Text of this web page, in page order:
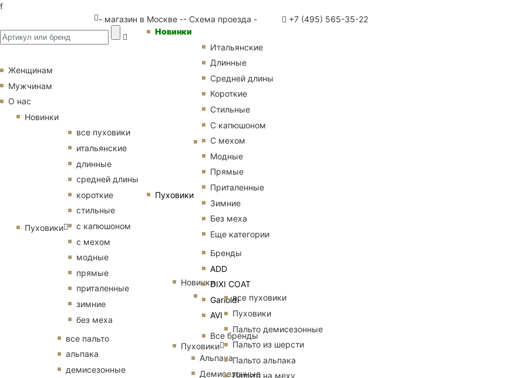
f
- магазин в Москве -- Схема проезда - +7 (495) 565-35-22
Новинки
Пуховики
Итальянские
Длинные
Средней длины
Короткие
Стильные
С капюшоном
С мехом
Модные
Прямые
Приталенные
Зимние
Без меха
Еще категории
Бренды
ADD
DIXI COAT
Garioldi
AVI
Все бренды
Альпака
Демисезонные
Женщинам
Мужчинам
О нас
Новинки
Пуховики
все пуховики
итальянские
длинные
средней длины
короткие
стильные
с капюшоном
с мехом
модные
прямые
приталенные
зимние
без меха
все пальто
альпака
демисезонные
Новинки
Пуховики
все пуховики
Пуховики
Пальто демисезонные
Пальто из шерсти
Пальто альпака
Пальто на меху